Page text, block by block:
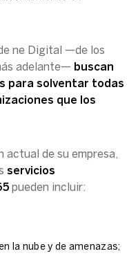
ne Digital —de los
adelante— buscan
para solventar todas
que los
actual de su empresa,
servicios
pueden incluir:
la nube y de amenazas;